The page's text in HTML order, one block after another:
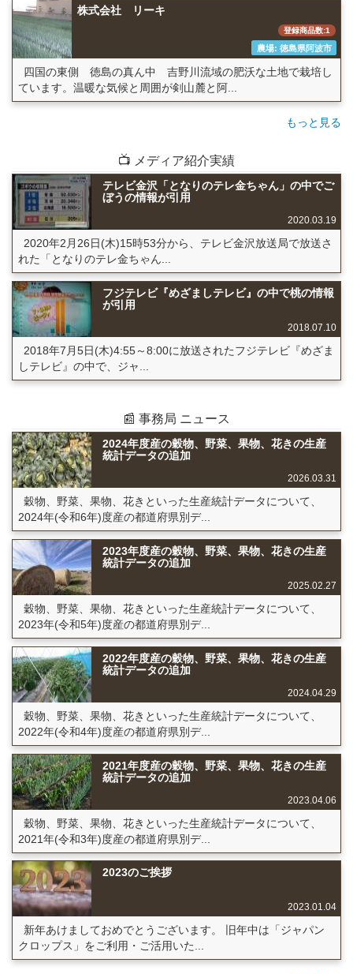
株式会社 リーキ
登録商品数:1
農場: 徳島県阿波市
四国の東側 徳島の真ん中 吉野川流域の肥沃な土地で栽培し
ています。温暖な気候と周囲が剣山麓と阿...
もっと見る
📺 メディア紹介実績
テレビ金沢「となりのテレ金ちゃん」の中でご
ぼうの情報が引用
2020.03.19
2020年2月26日(木)15時53分から、テレビ金沢放送局で放送さ
れた「となりのテレ金ちゃん...
フジテレビ『めざましテレビ』の中で桃の情報
が引用
2018.07.10
2018年7月5日(木)4:55～8:00に放送されたフジテレビ『めざま
しテレビ』の中で、ジャ...
📰 事務局 ニュース
2024年度産の穀物、野菜、果物、花きの生産
統計データの追加
2026.03.31
穀物、野菜、果物、花きといった生産統計データについて、
2024年(令和6年)度産の都道府県別デ...
2023年度産の穀物、野菜、果物、花きの生産
統計データの追加
2025.02.27
穀物、野菜、果物、花きといった生産統計データについて、
2023年(令和5年)度産の都道府県別デ...
2022年度産の穀物、野菜、果物、花きの生産
統計データの追加
2024.04.29
穀物、野菜、果物、花きといった生産統計データについて、
2022年(令和4年)度産の都道府県別デ...
2021年度産の穀物、野菜、果物、花きの生産
統計データの追加
2023.04.06
穀物、野菜、果物、花きといった生産統計データについて、
2021年(令和3年)度産の都道府県別デ...
2023のご挨拶
2023.01.04
新年あけましておめでとうございます。 旧年中は「ジャパン
クロップス」をご利用・ご活用いた...